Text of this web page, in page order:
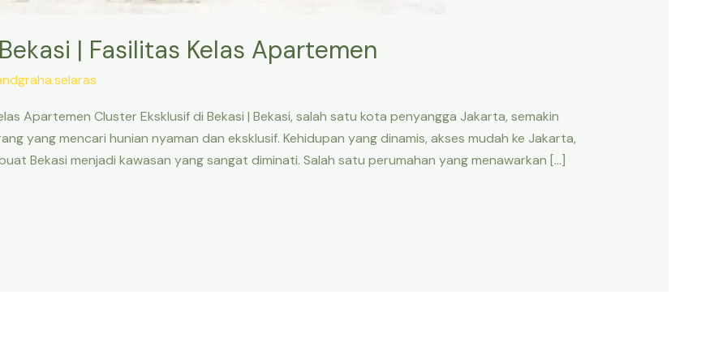
| Fasilitas Kelas Apartemen
Apartemen Cluster Eksklusif di Bekasi | Bekasi, salah satu kota penyangga Jakarta, semakin
yang mencari hunian nyaman dan eksklusif. Kehidupan yang dinamis, akses mudah ke Jakarta,
Bekasi menjadi kawasan yang sangat diminati. Salah satu perumahan yang menawarkan […]